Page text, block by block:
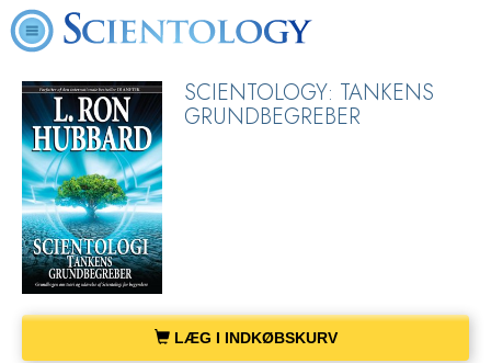
SCIENTOLOGY: TANKENS
GRUNDBEGREBER
LÆG I INDKØBSKURV